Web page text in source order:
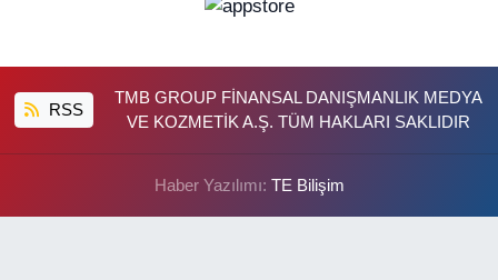
RSS
TMB GROUP FİNANSAL DANIŞMANLIK MEDYA
VE KOZMETİK A.Ş. TÜM HAKLARI SAKLIDIR
Haber Yazılımı: TE Bilişim